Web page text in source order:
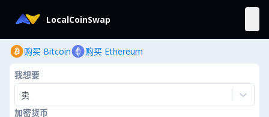
LocalCoinSwap
购买 Bitcoin 购买 Ethereum
我想要
卖
加密货币